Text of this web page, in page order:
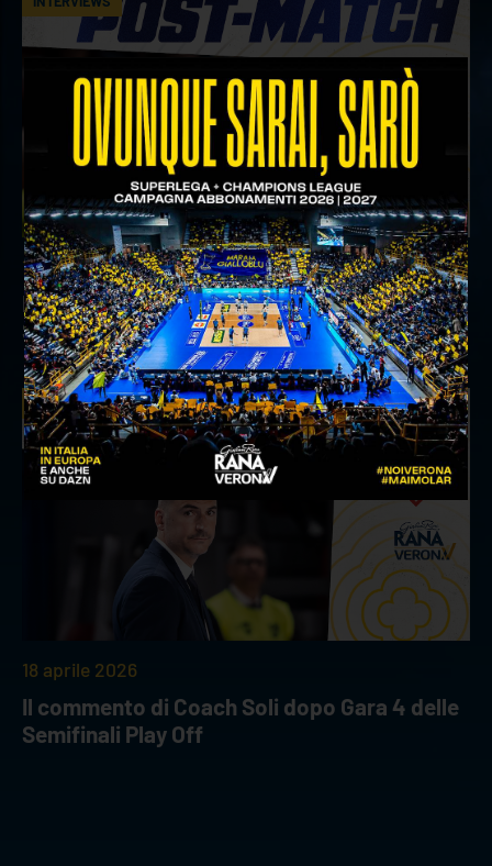
18 aprile 2026
Il commento del ds Lami dopo Gara 4 delle
Semifinali Play Off
INTERVIEWS
18 aprile 2026
Il commento di Coach Soli dopo Gara 4 delle
Semifinali Play Off